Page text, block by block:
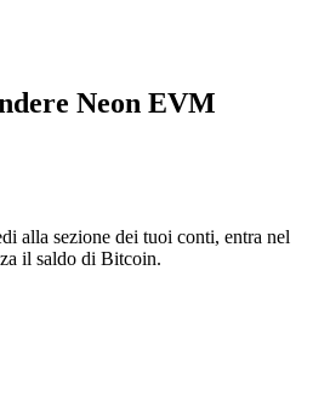
Neon EVM
alla sezione dei tuoi conti, entra nel
il saldo di Bitcoin.